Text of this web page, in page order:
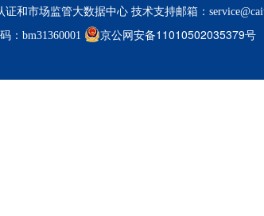
证和市场监管大数据中心 技术支持邮箱：
：bm31360001 京公网安备11010502035379号